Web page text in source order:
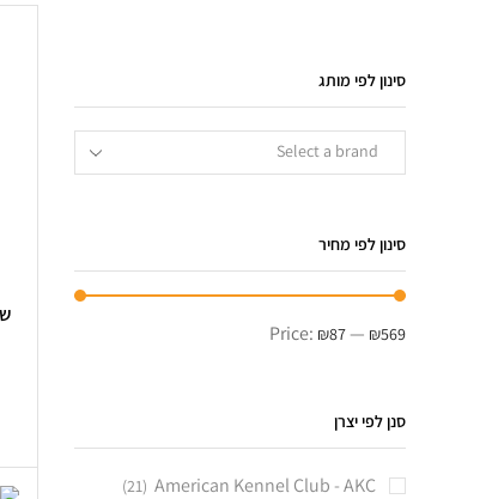
סינון לפי מותג
Select a brand
סינון לפי מחיר
Price: ₪87 — ₪569
סנן לפי יצרן
American Kennel Club - AKC
(21)